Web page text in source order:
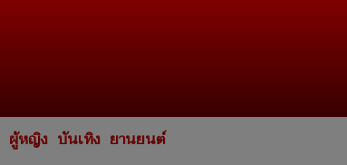
ผู้หญิง บันเทิง ยานยนต์